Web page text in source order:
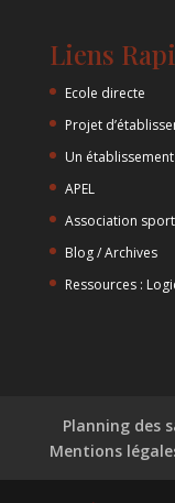
Liens
Ecole directe
Projet
Un
APEL
Association
Blog / Archives
Ressources :
Planning des
Mentions